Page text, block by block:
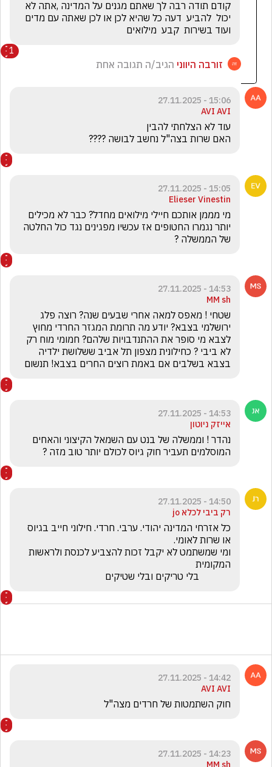
ועוד בשירות  קבע  מילואים
1
זורבה היווני הגיב/ה תגובה אחת
15:06 - 27.11.2025
AVI AVI
האם שרות בצה"ל נחשב לבושה ????
15:05 - 27.11.2025
Elieser Vinestin
של הממשלה ?
14:53 - 27.11.2025
MM sh
בצבא בשלבים אם באמת רוצים החרים בצבא! תנשום
14:53 - 27.11.2025
אייזק ניוטון
המוסלמים תעביר חוק גיוס לכולם יותר טוב מזה ?
14:50 - 27.11.2025
רק ביבי לכלא jo
14:42 - 27.11.2025
AVI AVI
חוק השתמטות של חרדים מצה"ל
14:23 - 27.11.2025
MM sh